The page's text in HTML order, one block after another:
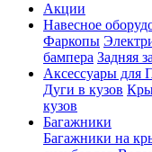
Акции
Навесное
Фаркопы
бампера Задняя
Аксессуары
Дуги в кузов
кузов
Багажники
Багажники на